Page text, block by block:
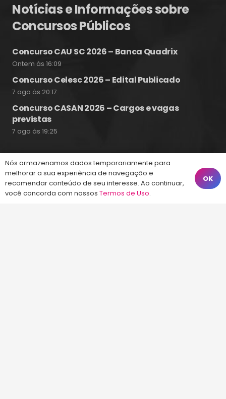
Notícias e Informações sobre
Concursos Públicos
Concurso CAU SC 2026 – Banca Quadrix
Ontem às 16:09
Concurso Celesc 2026 – Edital Publicado
7 ago às 20:17
Concurso CASAN 2026 – Cargos e vagas
previstas
7 ago às 19:25
Fale Conosco
Nós armazenamos dados temporariamente para
melhorar a sua experiência de navegação e
recomendar conteúdo de seu interesse. Ao continuar,
você concorda com nossos Termos de Uso.
OK